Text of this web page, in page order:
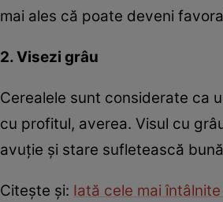
mai ales că poate deveni
2. Visezi grâu
Cerealele sunt considerate ca
cu profitul, averea. Visul cu
avuţie şi stare sufletească
Citeşte şi: Iată cele mai